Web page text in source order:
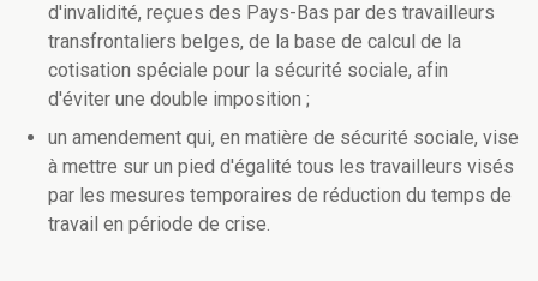
d'invalidité, reçues des Pays-Bas par des travailleurs
transfrontaliers belges, de la base de calcul de la
cotisation spéciale pour la sécurité sociale, afin
d'éviter une double imposition ;
un amendement qui, en matière de sécurité sociale, vise
à mettre sur un pied d'égalité tous les travailleurs visés
par les mesures temporaires de réduction du temps de
travail en période de crise.